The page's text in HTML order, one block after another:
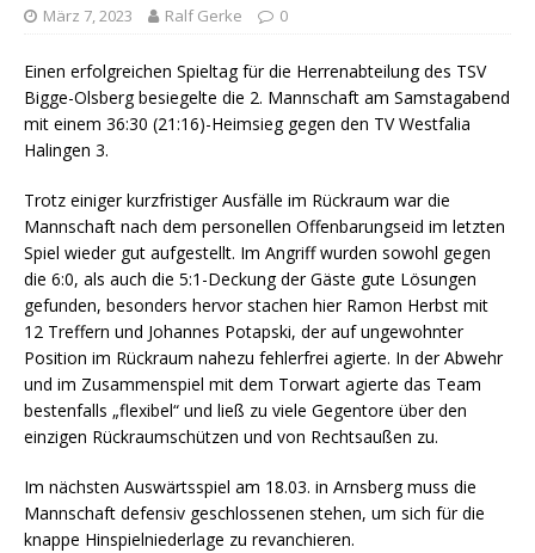
März 7, 2023 Ralf Gerke 0
Einen erfolgreichen Spieltag für die Herrenabteilung des TSV
Bigge-Olsberg besiegelte die 2. Mannschaft am Samstagabend
mit einem 36:30 (21:16)-Heimsieg gegen den TV Westfalia
Halingen 3.
Trotz einiger kurzfristiger Ausfälle im Rückraum war die
Mannschaft nach dem personellen Offenbarungseid im letzten
Spiel wieder gut aufgestellt. Im Angriff wurden sowohl gegen
die 6:0, als auch die 5:1-Deckung der Gäste gute Lösungen
gefunden, besonders hervor stachen hier Ramon Herbst mit
12 Treffern und Johannes Potapski, der auf ungewohnter
Position im Rückraum nahezu fehlerfrei agierte. In der Abwehr
und im Zusammenspiel mit dem Torwart agierte das Team
bestenfalls „flexibel“ und ließ zu viele Gegentore über den
einzigen Rückraumschützen und von Rechtsaußen zu.
Im nächsten Auswärtsspiel am 18.03. in Arnsberg muss die
Mannschaft defensiv geschlossenen stehen, um sich für die
knappe Hinspielniederlage zu revanchieren.